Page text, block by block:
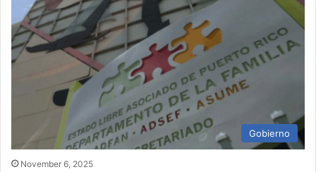
Gobierno
November 6, 2025